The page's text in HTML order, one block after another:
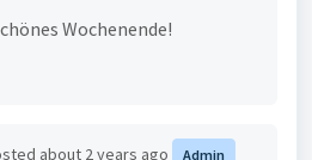
Wochenende!
about 2 years ago Admin